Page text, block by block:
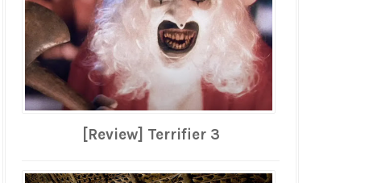
[Review] Terrifier 3